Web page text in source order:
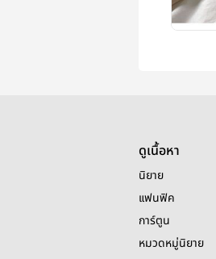
ดูเนื้อหา
นิยาย
แฟนฟิค
การ์ตูน
หมวดหมู่นิยาย